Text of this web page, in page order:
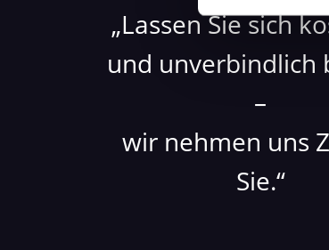
Wir verwenden
und die Zugriffe
Website an
der Dienste
Impressum
Lassen Sie sich
und unverbindlich
–
wir nehmen uns
Sie.